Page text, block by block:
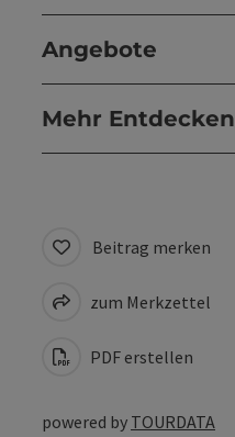
Angebote
Mehr Entdecken
Beitrag merken
zum Merkzettel
PDF erstellen
powered by TOURDATA